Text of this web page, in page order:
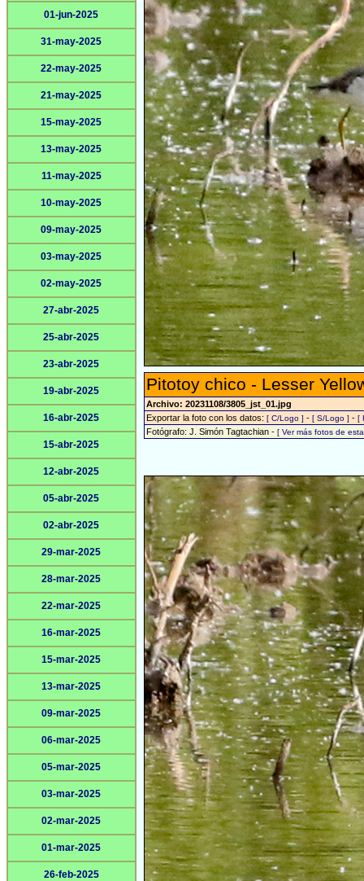
01-jun-2025
31-may-2025
22-may-2025
21-may-2025
15-may-2025
13-may-2025
11-may-2025
10-may-2025
09-may-2025
03-may-2025
02-may-2025
27-abr-2025
25-abr-2025
23-abr-2025
19-abr-2025
16-abr-2025
15-abr-2025
12-abr-2025
05-abr-2025
02-abr-2025
29-mar-2025
28-mar-2025
22-mar-2025
16-mar-2025
15-mar-2025
13-mar-2025
09-mar-2025
06-mar-2025
05-mar-2025
03-mar-2025
02-mar-2025
01-mar-2025
26-feb-2025
Pitotoy chico - Lesser
Archivo: 20231108/3805_jst_01.jpg
Exportar la foto con los datos: [ C/Logo ] - [ S/Logo ] - [
Fotógrafo: J. Simón Tagtachian - [ Ver más fotos de